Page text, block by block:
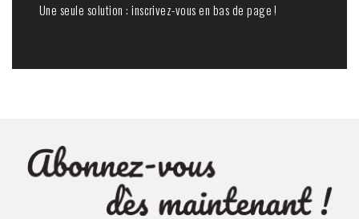
Une seule solution : inscrivez-vous en bas de page !